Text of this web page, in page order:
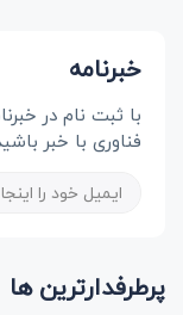
خبرنامه
با ثبت نام در
فناوری با خبر
پرطرفدارترین ها